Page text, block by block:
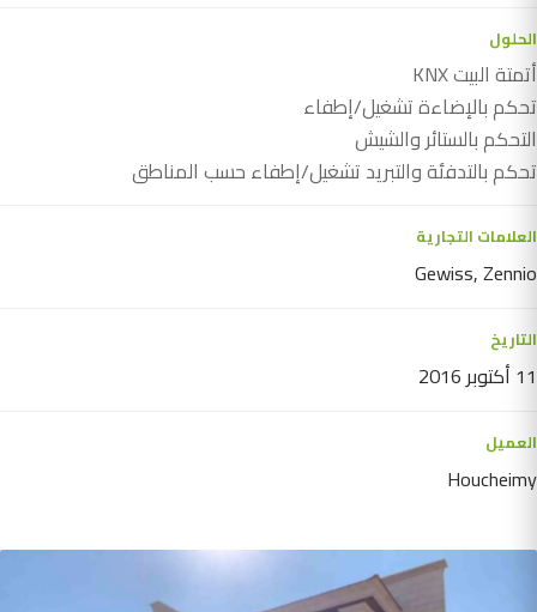
الحلول
أتمتة البيت KNX
تحكم بالإضاءة تشغيل/إطفاء
التحكم بالستائر والشيش
تحكم بالتدفئة والتبريد تشغيل/إطفاء حسب المناطق
العلامات التجارية
Gewiss, Zennio
التاريخ
11 أكتوبر 2016
العميل
Houcheimy